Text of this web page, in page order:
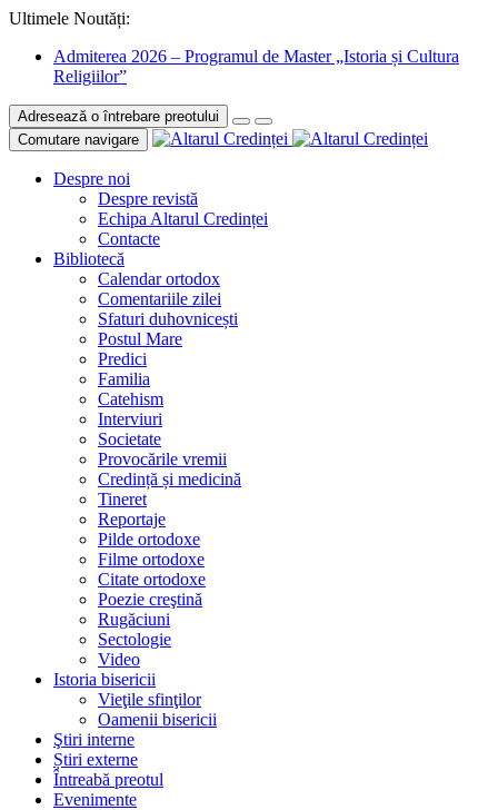
Ultimele Noutăți:
Admiterea 2026 – Programul de Master „Istoria și Cultura
Religiilor”
Adresează o întrebare preotului
Comutare navigare
Despre noi
Despre revistă
Echipa Altarul Credinței
Contacte
Bibliotecă
Calendar ortodox
Comentariile zilei
Sfaturi duhovnicești
Postul Mare
Predici
Familia
Catehism
Interviuri
Societate
Provocările vremii
Credință și medicină
Tineret
Reportaje
Pilde ortodoxe
Filme ortodoxe
Citate ortodoxe
Poezie creştină
Rugăciuni
Sectologie
Video
Istoria bisericii
Vieţile sfinţilor
Oamenii bisericii
Ştiri interne
Știri externe
Întreabă preotul
Evenimente